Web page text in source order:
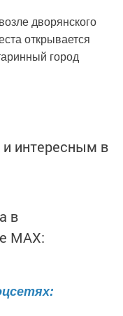
дворянского
открывается
город
интересным в
в
MАХ: